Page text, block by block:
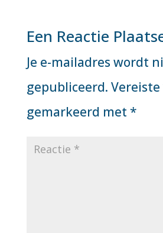
Een Reactie
Je e-mailadres wordt
gepubliceerd.
gemarkeerd met *